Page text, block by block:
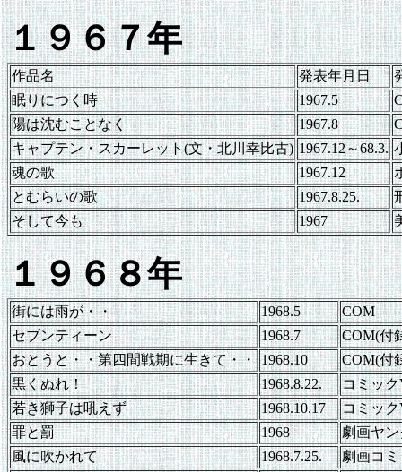
１９６７年
作品名 発表年月日
眠りにつく時
1967.5
陽は沈むことなく
1967.8
キャプテン・スカーレット(文・北川幸比古) 1967.12～68.3.
魂の歌
1967.12
とむらいの歌
1967.8.25.
そして今も
1967
１９６８年
街には雨が・・ 1968.5
COM
セブンティーン
1968.7
COM(付
おとうと・・第四間戦期に生きて・・ 1968.10
COM(付
黒くぬれ！
1968.8.22.
コミッ
若き獅子は吼えず
1968.10.17
コミッ
罪と罰
1968
劇画ヤン
風に吹かれて
1968.7.25.
劇画コ